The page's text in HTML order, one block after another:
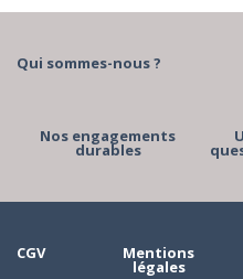
Qui sommes-nous ?
Nos engagements
durables
CGV Mentions
légales